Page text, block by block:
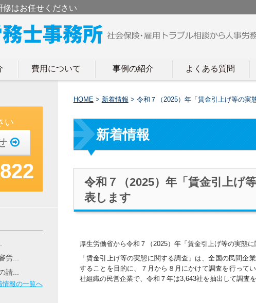
修はお任せください
費用について 事例の紹介 よくある質問
HOME> 新着情報 > 令和７（2025）年「賃金引上げ等の実
新着情報
令和７（2025）年「賃金引上げ
表します
厚生労働省から令和７（2025）年「賃金引上げ等の実態
「賃金引上げ等の実態に関する調査」は、全国の民間
することを目的に、７月から８月にかけて調査を行って
社組織の民営企業で、令和７年は3,643社を抽出して調査
い
...
...
情報の一覧へ